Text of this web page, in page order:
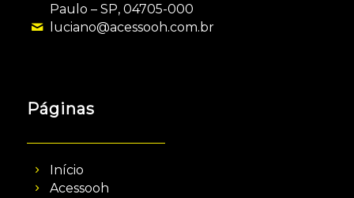
Paulo – SP, 04705-000
luciano@acessooh.com.br
Páginas
Início
Acessooh